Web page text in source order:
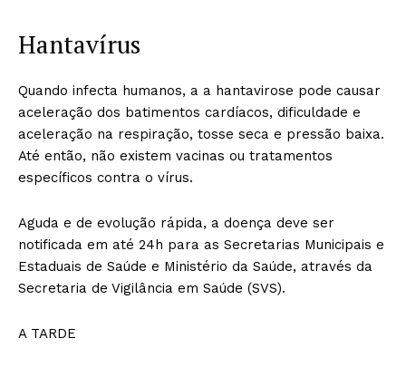
Hantavírus
Quando infecta humanos, a a hantavirose pode causar
aceleração dos batimentos cardíacos, dificuldade e
aceleração na respiração, tosse seca e pressão baixa.
Até então, não existem vacinas ou tratamentos
específicos contra o vírus.
Aguda e de evolução rápida, a doença deve ser
notificada em até 24h para as Secretarias Municipais e
Estaduais de Saúde e Ministério da Saúde, através da
Secretaria de Vigilância em Saúde (SVS).
A TARDE